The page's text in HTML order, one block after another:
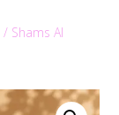
/ Shams Al